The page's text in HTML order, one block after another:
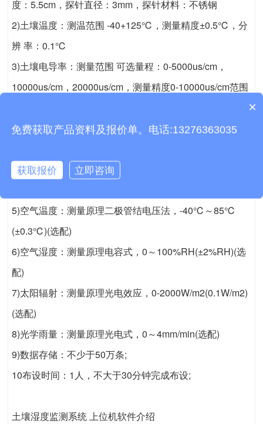
度：5.5cm，探针直径：3mm，探针材料：不锈钢
2)土壤温度：测温范围 -40+125℃，测量精度±0.5℃，分
辨 率：0.1℃
3)土壤电导率：测量范围 可选量程：0-5000us/cm，
10000us/cm，20000us/cm，测量精度0-10000us/cm范围
10000us/cm内10us/cm, 100000-20000us/cm内
4)土壤PH：测量范围：0-14 分辨率：0.1 测量精度：
5)空气温度：测量原理二极管结电压法，-40℃～85℃
(±0.3℃)(选配)
6)空气湿度：测量原理电容式，0～100%RH(±2%RH)(选
配)
7)太阳辐射：测量原理光电效应，0-2000W/m2(0.1W/m2)
(选配)
8)光学雨量：测量原理光电式，0～4mm/min(选配)
9)数据存储：不少于50万条;
10布设时间：1人，不大于30分钟完成布设;
土壤湿度监测系统 上位机软件介绍
质保时间是多久？
×
免费获取产品资料及报价单。电话:13276363035
获取报价 立即咨询